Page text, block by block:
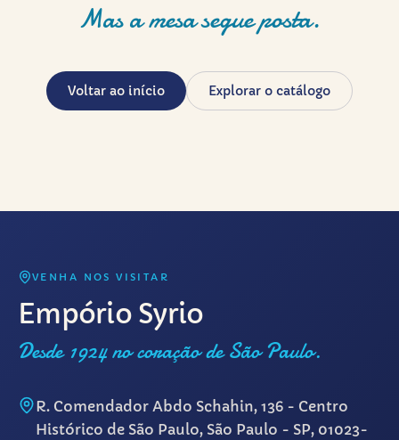
Mas a mesa segue posta.
Voltar ao início Explorar o catálogo
VENHA NOS VISITAR
Empório Syrio
Desde 1924 no coração de São Paulo.
R. Comendador Abdo Schahin, 136 - Centro
Histórico de São Paulo, São Paulo - SP, 01023-